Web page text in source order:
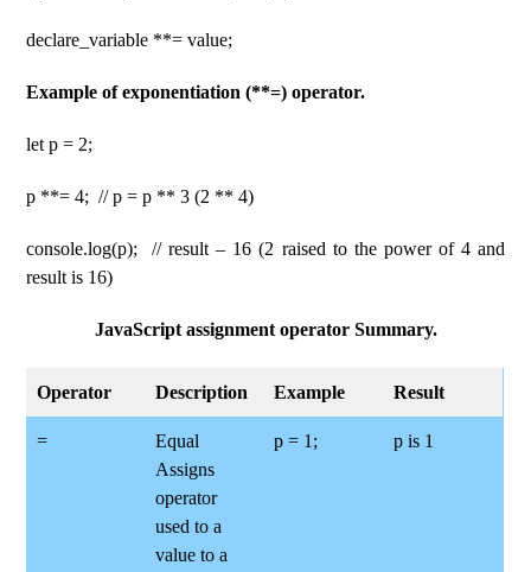
declare_variable **= value;
Example of exponentiation (**=) operator.
let p = 2;
p **= 4; // p = p ** 3 (2 ** 4)
console.log(p); // result – 16 (2 raised to the power of 4 and
result is 16)
JavaScript assignment operator Summary.
Operator Description Example Result
=
Equal
Assigns
operator
used to a
value to a
p = 1; p is 1